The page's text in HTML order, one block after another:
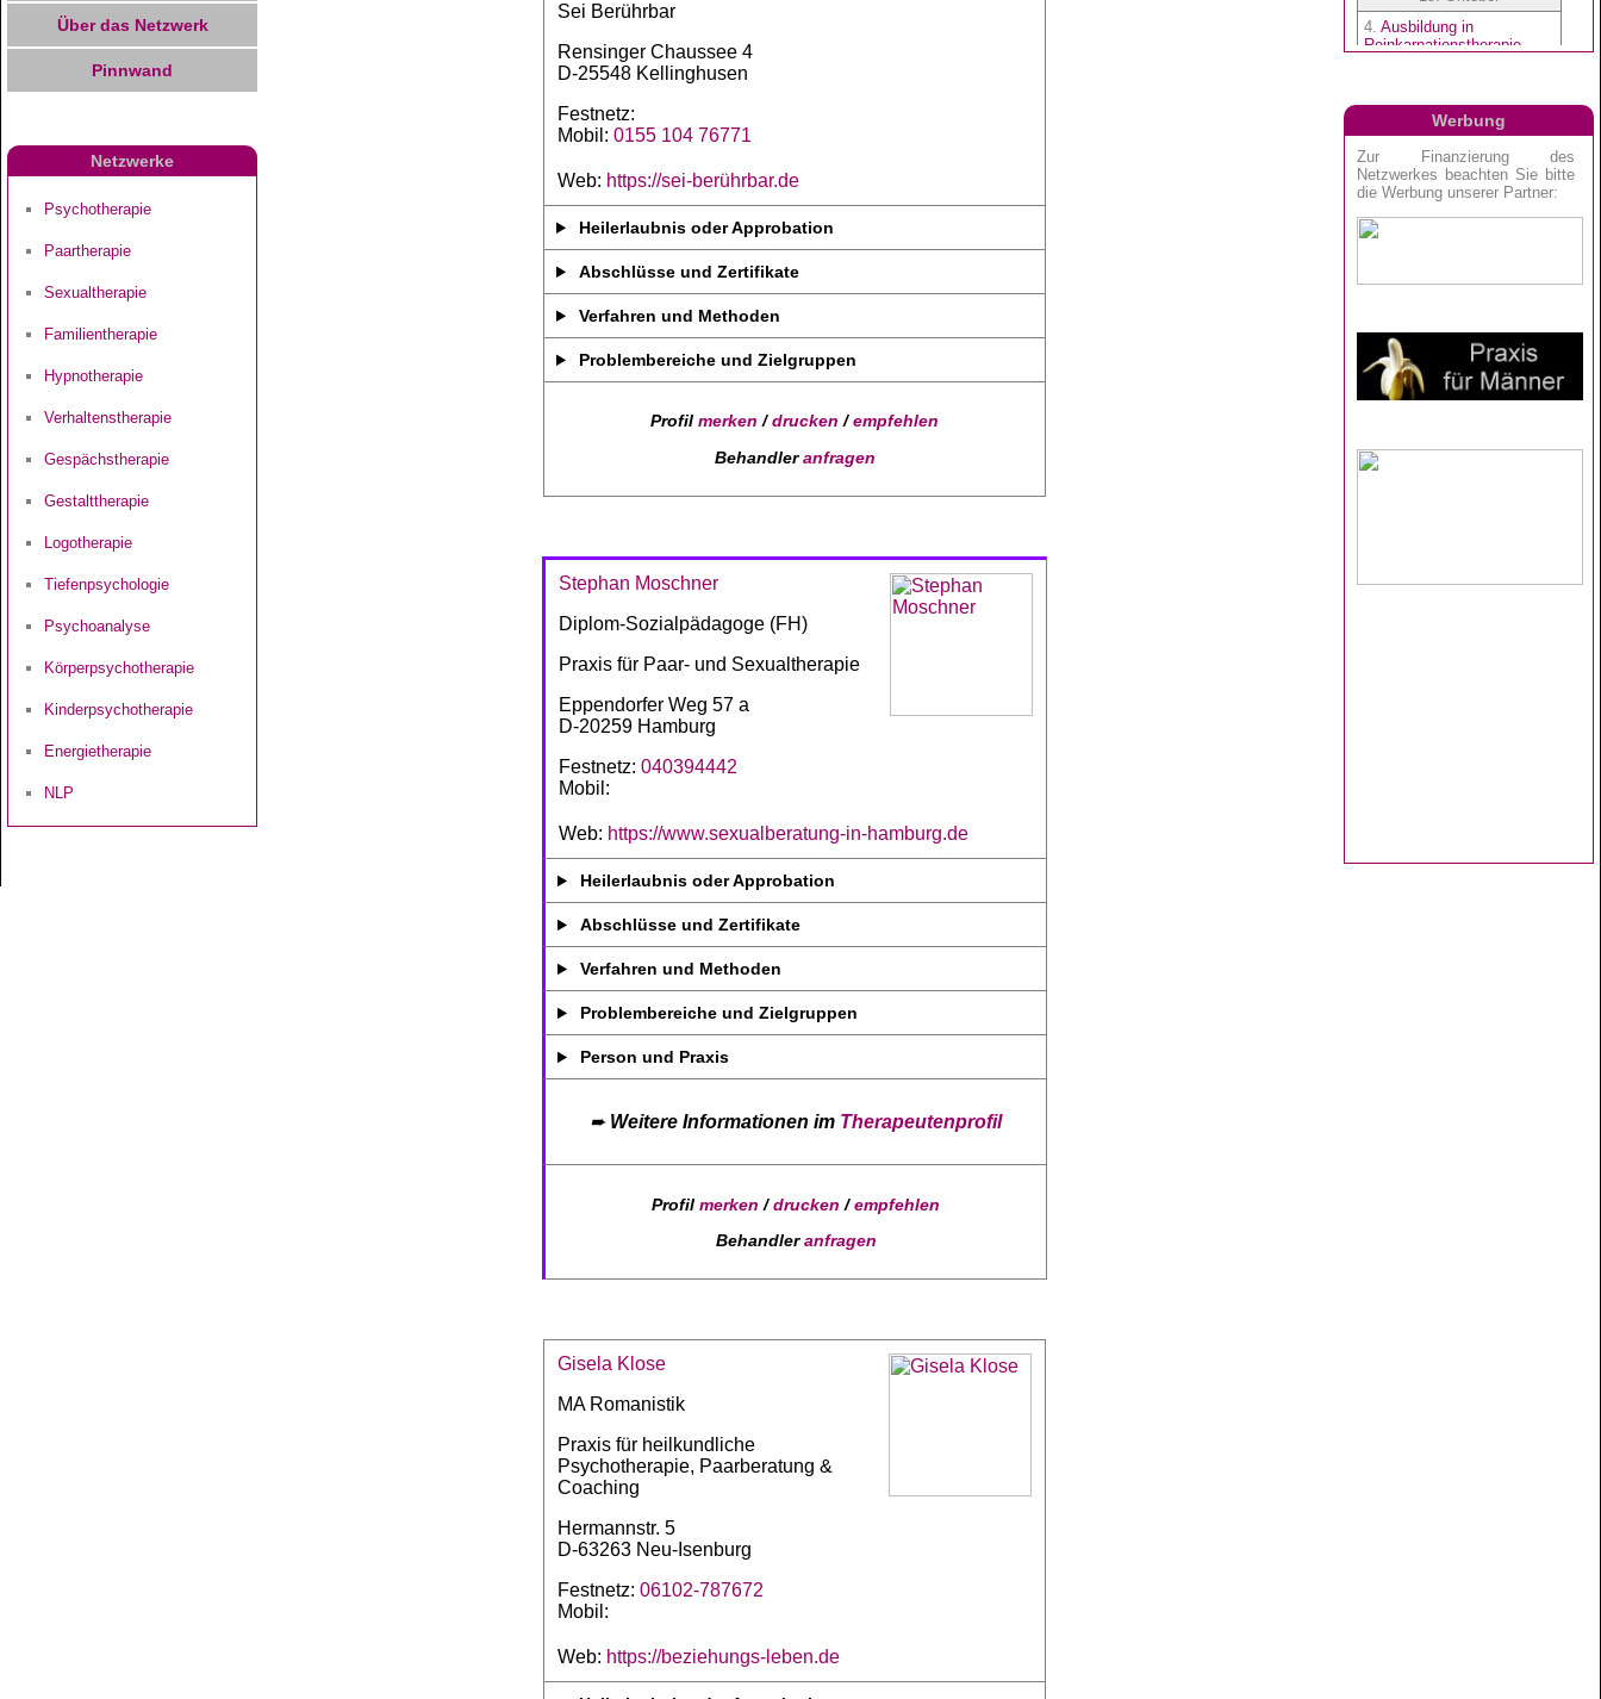
Über das Netzwerk
Pinnwand
Netzwerke
Psychotherapie
Paartherapie
Sexualtherapie
Familientherapie
Hypnotherapie
Verhaltenstherapie
Gespächstherapie
Gestalttherapie
Logotherapie
Tiefenpsychologie
Psychoanalyse
Körperpsychotherapie
Kinderpsychotherapie
Energietherapie
NLP
Sei Berührbar
Rensinger Chaussee 4
D-25548 Kellinghusen
Festnetz:
Mobil: 0155 104 76771
Web: https://sei-berührbar.de
Heilerlaubnis oder Approbation
Abschlüsse und Zertifikate
Verfahren und Methoden
Problembereiche und Zielgruppen
Profil merken /drucken /empfehlen
Behandleranfragen
Stephan Moschner
Diplom-Sozialpädagoge (FH)
Praxis für Paar- und Sexualtherapie
Eppendorfer Weg 57 a
D-20259 Hamburg
Festnetz: 040394442
Mobil:
Web: https://www.sexualberatung-in-hamburg.de
Heilerlaubnis oder Approbation
Abschlüsse und Zertifikate
Verfahren und Methoden
Problembereiche und Zielgruppen
Person und Praxis
➨ Weitere Informationen im Therapeutenprofil
Profil merken /drucken /empfehlen
Behandleranfragen
Gisela Klose
MA Romanistik
Praxis für heilkundliche
Psychotherapie, Paarberatung &
Coaching
Hermannstr. 5
D-63263 Neu-Isenburg
Festnetz: 06102-787672
Mobil:
Web: https://beziehungs-leben.de
Werbung